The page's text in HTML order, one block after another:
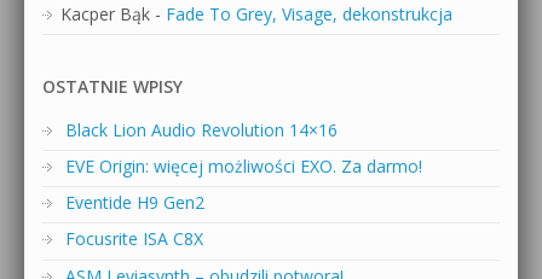
Kacper Bąk - Fade To Grey, Visage, dekonstrukcja
OSTATNIE WPISY
Black Lion Audio Revolution 14×16
EVE Origin: więcej możliwości EXO. Za darmo!
Eventide H9 Gen2
Focusrite ISA C8X